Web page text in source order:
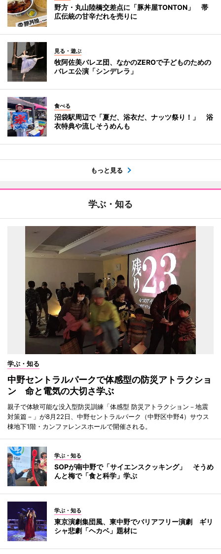
野方・丸山陸橋交差点に「豚丼屋TONTON」 帯
広伝統の甘辛だれを売りに
見る・遊ぶ
牧阿佐美バレヱ団、なかのZEROで子どものための
バレエ公演「シンデレラ」
食べる
沼袋駅周辺で「夏だ、浴衣だ、ナッツ祭り！」 浴
衣特典や流しそうめんも
もっと見る
学ぶ・知る
学ぶ・知る
中野セントラルパークで体感型の防災アトラクショ
ン 命と電気の大切さ学ぶ
親子で体験可能な没入型防災訓練「体感型 防災アトラクション－地震
対策篇－」が8月22日、中野セントラルパーク（中野区中野4）サウス
棟地下1階・カンファレンスホールで開催される。
学ぶ・知る
SOPが南中野で「サイエンスクッキング」 そうめ
んと梅で「食と科学」学ぶ
学ぶ・知る
東京演劇集団風、東中野でバリアフリー演劇 ギリ
シャ悲劇「ヘカベ」題材に